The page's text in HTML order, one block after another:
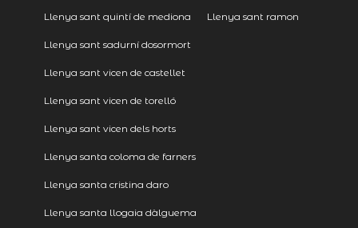
Llenya sant quintí de mediona Llenya sant ramon
Llenya sant sadurní dosormort
Llenya sant vicen de castellet
Llenya sant vicen de torelló
Llenya sant vicen dels horts
Llenya santa coloma de farners
Llenya santa cristina daro
Llenya santa llogaia dàlguema